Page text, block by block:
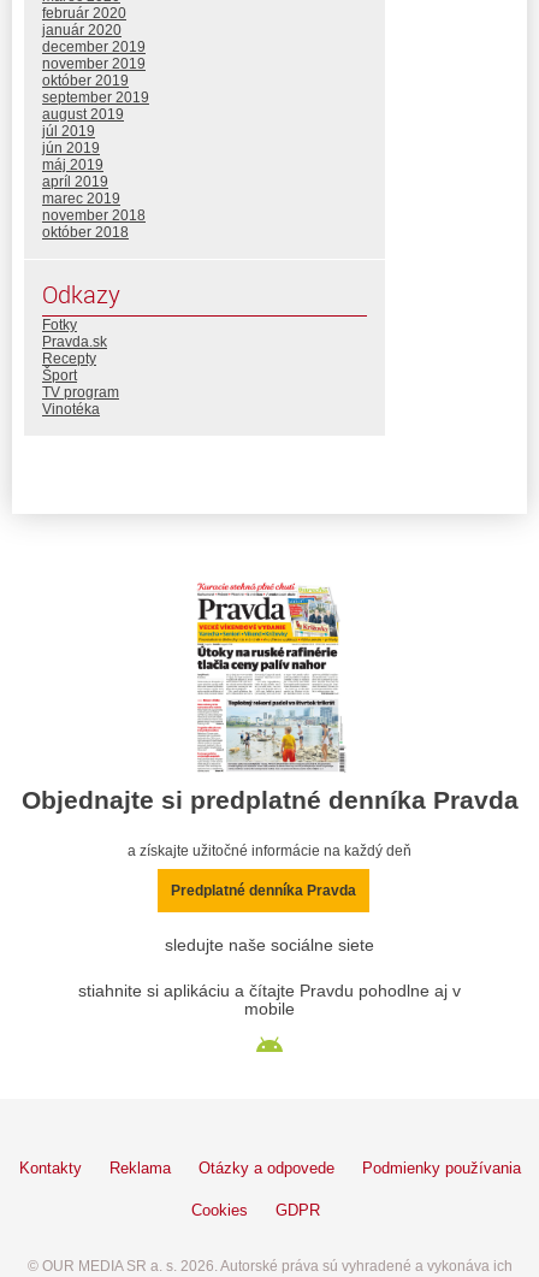
február 2020
január 2020
december 2019
november 2019
október 2019
september 2019
august 2019
júl 2019
jún 2019
máj 2019
apríl 2019
marec 2019
november 2018
október 2018
Odkazy
Fotky
Pravda.sk
Recepty
Šport
TV program
Vinotéka
Objednajte si predplatné denníka Pravda
a získajte užitočné informácie na každý deň
Predplatné denníka Pravda
sledujte naše sociálne siete
stiahnite si aplikáciu a čítajte Pravdu pohodlne aj v
mobile
Kontakty Reklama Otázky a odpovede Podmienky používania
Cookies GDPR
© OUR MEDIA SR a. s. 2026. Autorské práva sú vyhradené a vykonáva ich